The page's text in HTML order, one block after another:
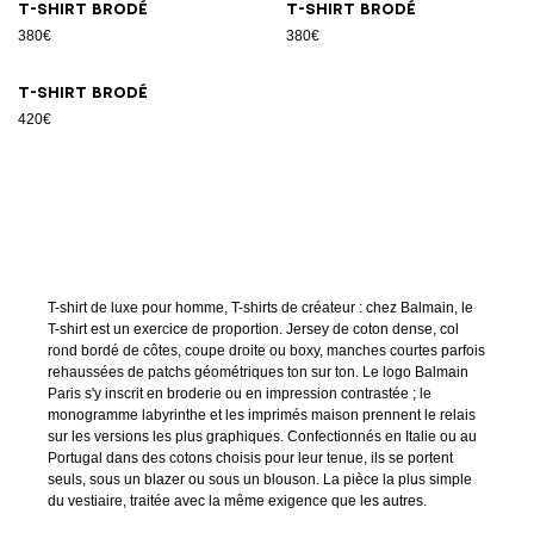
T-shirt brodé
380€
T-shirt brodé
380€
T-shirt brodé
420€
T-shirt de luxe pour homme, T-shirts de créateur : chez Balmain, le
T-shirt est un exercice de proportion. Jersey de coton dense, col
rond bordé de côtes, coupe droite ou boxy, manches courtes parfois
rehaussées de patchs géométriques ton sur ton. Le logo Balmain
Paris s'y inscrit en broderie ou en impression contrastée ; le
monogramme labyrinthe et les imprimés maison prennent le relais
sur les versions les plus graphiques. Confectionnés en Italie ou au
Portugal dans des cotons choisis pour leur tenue, ils se portent
seuls, sous un blazer ou sous un blouson. La pièce la plus simple
du vestiaire, traitée avec la même exigence que les autres.